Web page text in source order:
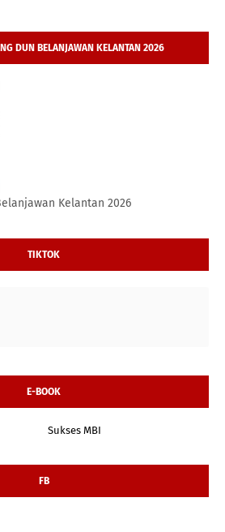
DUN BELANJAWAN KELANTAN 2026
Kelantan 2026
TIKTOK
E-BOOK
Sukses MBI
FB